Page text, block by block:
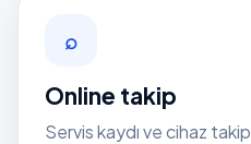
⌕
Online takip
Servis kaydı ve cihaz takip